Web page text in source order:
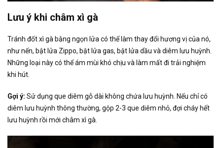
Lưu ý khi châm xì gà
Tránh đốt xì gà bằng ngọn lửa có thể làm thay đổi hương vị của nó,
như nến, bật lửa Zippo, bật lửa gas, bật lửa dầu và diêm lưu huỳnh.
Những loại này có thể ám mùi khó chịu và làm mất đi trải nghiệm
khi hút.
Gợi ý: Sử dụng que diêm gỗ dài không chứa lưu huỳnh. Nếu chỉ có
diêm lưu huỳnh thông thường, gộp 2-3 que diêm nhỏ, đợi cháy hết
lưu huỳnh rồi mới châm xì gà.